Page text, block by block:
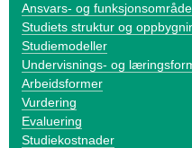
Ansvars- og funksjonsområde
Studiets struktur og
Studiemodeller
Undervisnings- og
Arbeidsformer
Vurdering
Evaluering
Studiekostnader